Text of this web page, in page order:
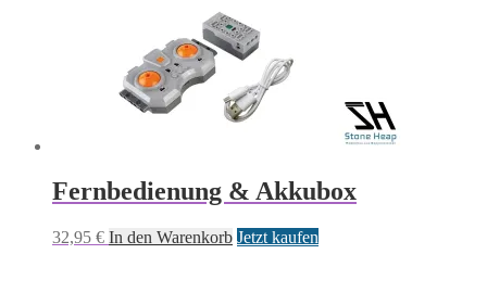
Fernbedienung & Akkubox
32,95 € In den Warenkorb Jetzt kaufen